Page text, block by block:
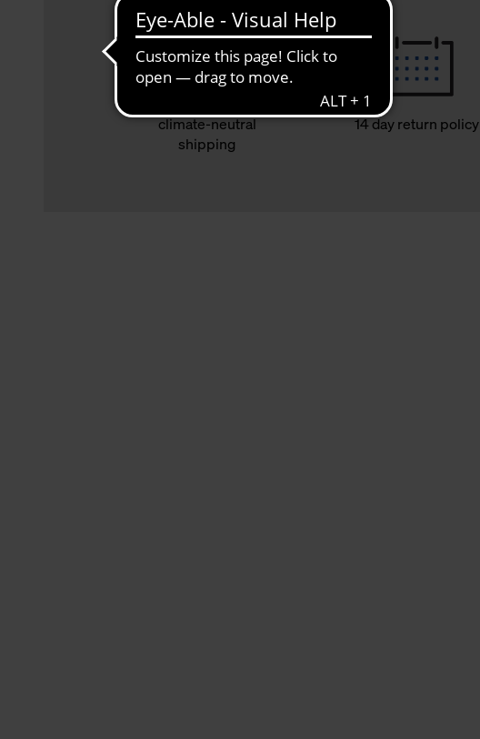
climate-neutral
shipping
14 day return policy